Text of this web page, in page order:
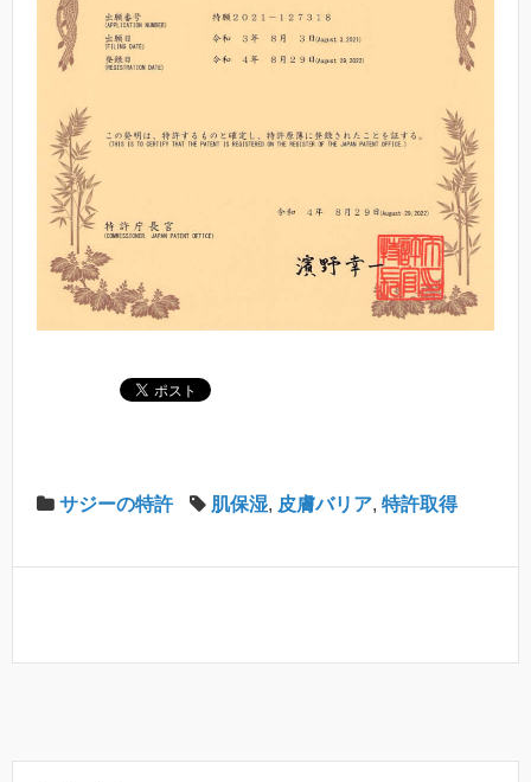
サジーの特許 肌保湿, 皮膚バリア, 特許取得